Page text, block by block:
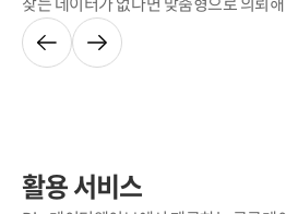
활용 서비스